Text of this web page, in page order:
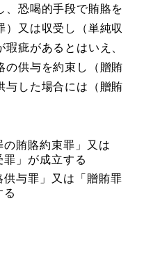
恐喝的手段で賄賂を
）又は収受し（単純収
疵があるとはいえ、
の供与を約束し（贈賄
与した場合には（贈賄
賄賂約束罪」又は
罪」が成立する
与罪」又は「贈賄罪
る